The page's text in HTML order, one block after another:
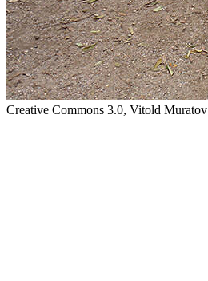
Creative Commons 3.0, Vitold Muratov